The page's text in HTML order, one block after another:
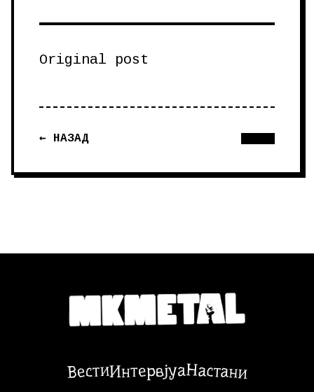
Original post
← НАЗАД
ВестиИнтервјуаНастани